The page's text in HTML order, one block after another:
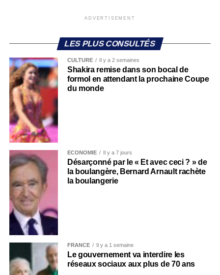
ADVERTISEMENT
LES PLUS CONSULTÉS
CULTURE Il y a 2 semaines
Shakira remise dans son bocal de
formol en attendant la prochaine Coupe
du monde
ECONOMIE Il y a 7 jours
Désarçonné par le « Et avec ceci ? » de
la boulangère, Bernard Arnault rachète
la boulangerie
FRANCE Il y a 1 semaine
Le gouvernement va interdire les
réseaux sociaux aux plus de 70 ans